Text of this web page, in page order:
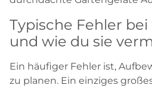
Typische Fehler
und wie du sie
Ein häufiger Fehler ist,
zu planen. Ein einziges